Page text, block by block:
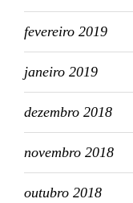
fevereiro 2019
janeiro 2019
dezembro 2018
novembro 2018
outubro 2018